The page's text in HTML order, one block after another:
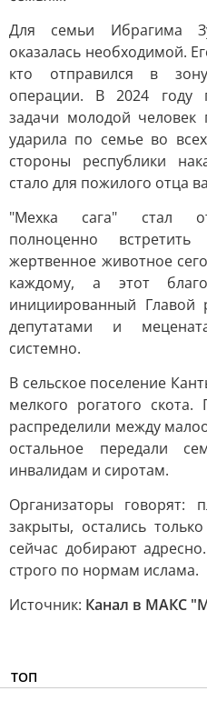
Для семьи Ибрагима
оказалась необходимой.
кто отправился в
операции. В 2024 году
задачи молодой человек
ударила по семье во
стороны республики
стало для пожилого отца
"Мехка сага" стал
полноценно
жертвенное животное
каждому, а этот
инициированный Главой
депутатами и
системно.
В сельское поселение
мелкого рогатого
распределили между
остальное передали
инвалидам и сиротам.
Организаторы говорят:
закрыты, остались
сейчас добирают
строго по нормам ислама.
Источник: Канал в МАКС
ТОП